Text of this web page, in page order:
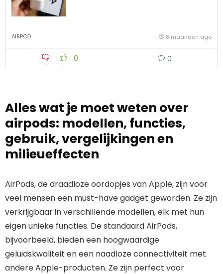
AIRPOD 8 maanden ago
0 0
Alles wat je moet weten over
airpods: modellen, functies,
gebruik, vergelijkingen en
milieueffecten
AirPods, de draadloze oordopjes van Apple, zijn voor
veel mensen een must-have gadget geworden. Ze zijn
verkrijgbaar in verschillende modellen, elk met hun
eigen unieke functies. De standaard AirPods,
bijvoorbeeld, bieden een hoogwaardige
geluidskwaliteit en een naadloze connectiviteit met
andere Apple-producten. Ze zijn perfect voor